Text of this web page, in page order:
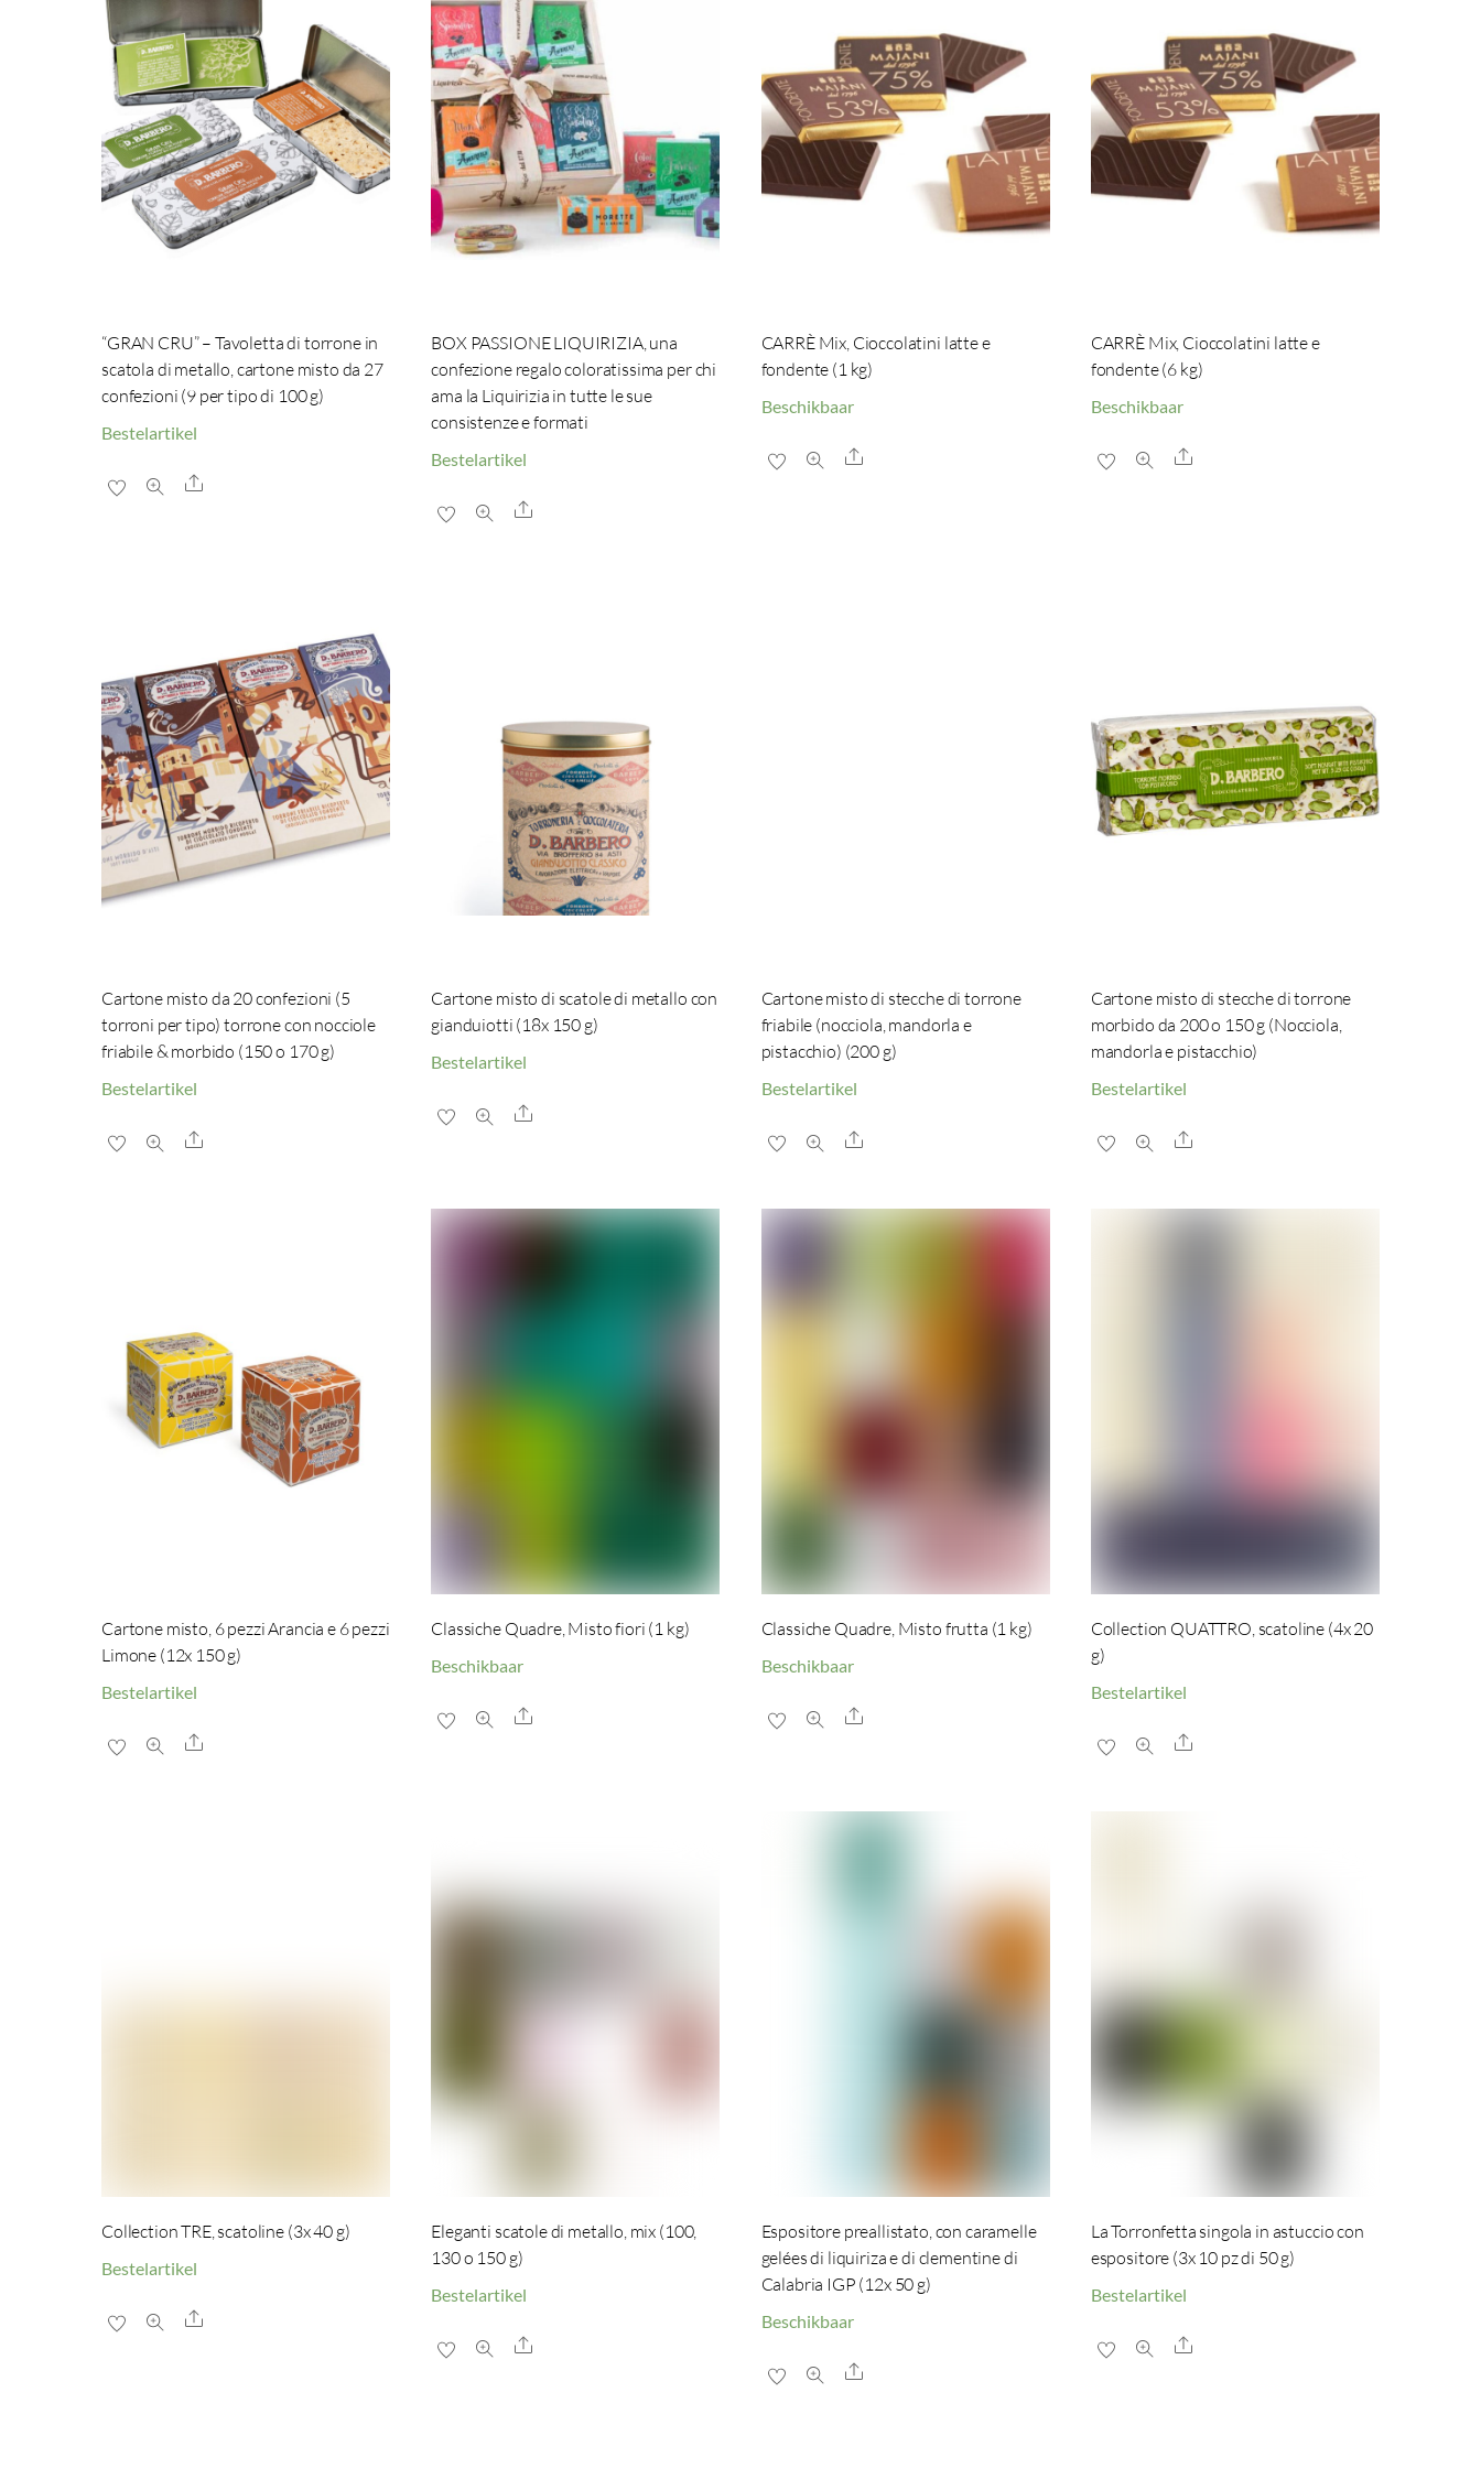
“GRAN CRU” – Tavoletta di torrone in
scatola di metallo, cartone misto da 27
confezioni (9 per tipo di 100 g)
Bestelartikel
Share
BOX PASSIONE LIQUIRIZIA, una
confezione regalo coloratissima per chi
ama la Liquirizia in tutte le sue
consistenze e formati
Bestelartikel
Share
CARRÈ Mix, Cioccolatini latte e
fondente (1 kg)
Beschikbaar
Share
CARRÈ Mix, Cioccolatini latte e
fondente (6 kg)
Beschikbaar
Share
Cartone misto da 20 confezioni (5
torroni per tipo) torrone con nocciole
friabile & morbido (150 o 170 g)
Bestelartikel
Share
Cartone misto di scatole di metallo con
gianduiotti (18x 150 g)
Bestelartikel
Share
Cartone misto di stecche di torrone
friabile (nocciola, mandorla e
pistacchio) (200 g)
Bestelartikel
Share
Cartone misto di stecche di torrone
morbido da 200 o 150 g (Nocciola,
mandorla e pistacchio)
Bestelartikel
Share
Cartone misto, 6 pezzi Arancia e 6 pezzi
Limone (12x 150 g)
Bestelartikel
Share
Classiche Quadre, Misto fiori (1 kg)
Beschikbaar
Share
Classiche Quadre, Misto frutta (1 kg)
Beschikbaar
Share
Collection QUATTRO, scatoline (4x 20
g)
Bestelartikel
Share
Collection TRE, scatoline (3x 40 g)
Bestelartikel
Share
Eleganti scatole di metallo, mix (100,
130 o 150 g)
Bestelartikel
Share
Espositore preallistato, con caramelle
gelées di liquiriza e di clementine di
Calabria IGP (12x 50 g)
Beschikbaar
Share
La Torronfetta singola in astuccio con
espositore (3x 10 pz di 50 g)
Bestelartikel
Share